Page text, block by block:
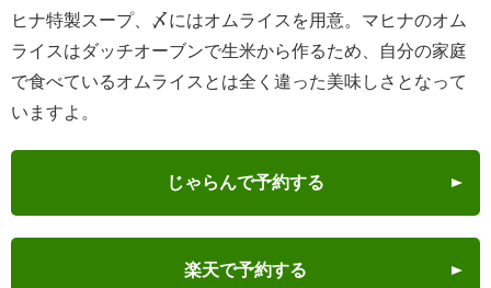
ヒナ特製スープ、〆にはオムライスを用意。マヒナのオム
ライスはダッチオーブンで生米から作るため、自分の家庭
で食べているオムライスとは全く違った美味しさとなって
いますよ。
じゃらんで予約する
楽天で予約する